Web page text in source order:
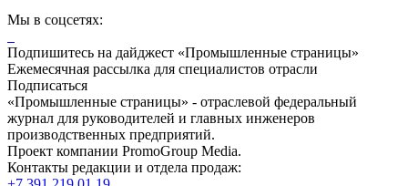
Мы в соцсетях:
Подпишитесь на дайджест «Промышленные страницы»
Ежемесячная рассылка для специалистов отрасли
Подписаться
«Промышленные страницы» - отраслевой федеральный
журнал для руководителей и главных инженеров
производственных предприятий.
Проект компании PromoGroup Media.
Контакты редакции и отдела продаж: